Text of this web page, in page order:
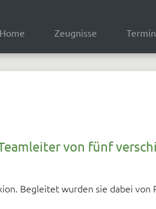
Home Zeugnisse
von fünf
Begleitet wurden sie dabei von